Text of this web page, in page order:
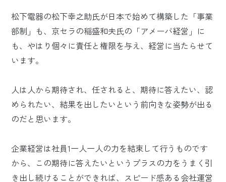
松下電器の松下幸之助氏が日本で始めて構築した「事業
部制」も、京セラの稲盛和夫氏の「アメーバ経営」に
も、やはり個々に責任と権限を与え、経営に当たらせて
います。
人は人から期待され、任されると、期待に答えたい、認
められたい、結果を出したいという前向きな姿勢が出る
のだと思います。
企業経営は社員1一人一人の力を結束して行うものです
から、この期待に答えたいというプラスの力をうまく引
き出し続けることができれば、スピード感ある会社運営